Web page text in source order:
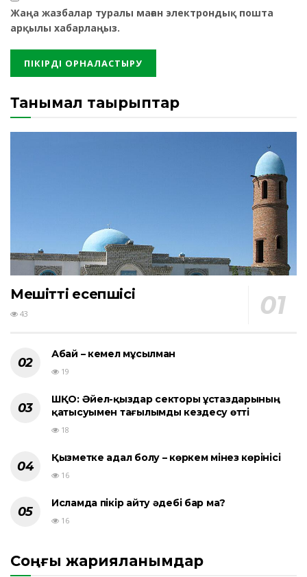
Жаңа жазбалар туралы маған электрондық пошта
арқылы хабарлаңыз.
Танымал тақырыптар
Мешіттің есепшісі
43
Абай – кемел мұсылман
19
ШҚО: Әйел-қыздар секторы ұстаздарының
қатысуымен тағылымды кездесу өтті
18
Қызметке адал болу – көркем мінез көрінісі
16
Исламда пікір айту әдебі бар ма?
16
Соңғы жарияланымдар